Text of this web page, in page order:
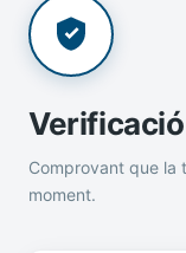
Comprovant que la
moment.